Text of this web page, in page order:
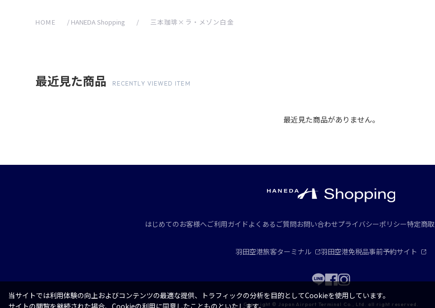
HOME / HANEDA Shopping / 三本珈琲×ラ・メゾン白金
最近見た商品 RECENTLY VIEWED ITEM
最近見た商品がありません。
はじめてのお客様へご利用ガイド よくあるご質問お問い合わせプライバシーポリシー特定商
羽田空港旅客ターミナル 羽田空港免税品事前予約サイト
Copyright © Japan Airport Terminal Co., Ltd. all right reserved.
当サイトでは利用体験の向上およびコンテンツの最適な提供、トラフィックの分析を目的としてCookieを使用しています。